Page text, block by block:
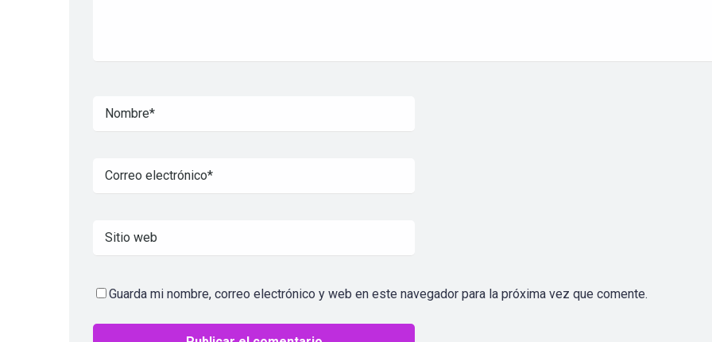
Guarda mi nombre, correo electrónico y web en este navegador para la próxima vez que comente.